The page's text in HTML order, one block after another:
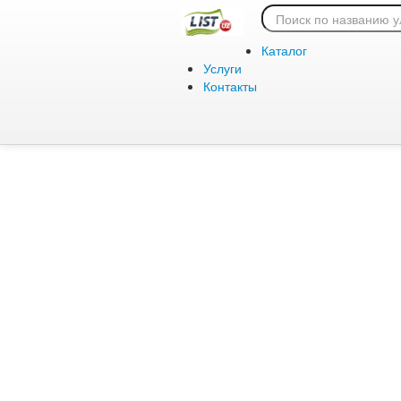
Каталог
Услуги
Контакты
Ошибка